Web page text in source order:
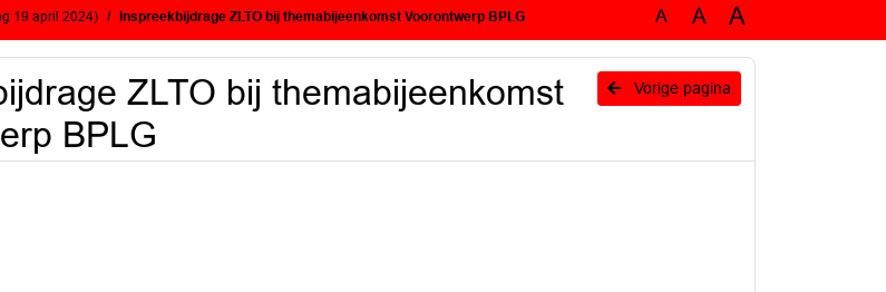
19 april 2024) Inspreekbijdrage ZLTO bij themabijeenkomst Voorontwerp BPLG A A A
Vorige pagina
ZLTO bij themabijeenkomst
BPLG